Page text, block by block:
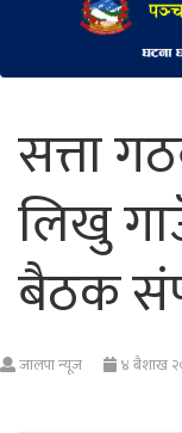
सत्ता
लिखु
बैठक
जालपा न्यूज ४ बैशाख